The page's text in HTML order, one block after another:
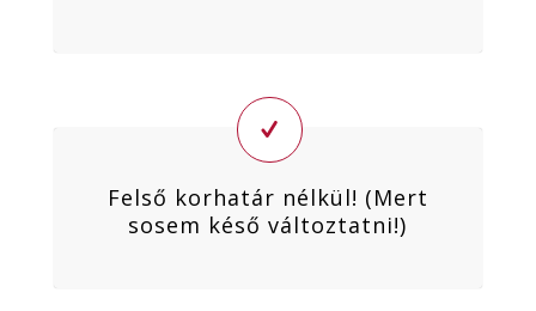
Felső korhatár nélkül! (Mert
sosem késő változtatni!)